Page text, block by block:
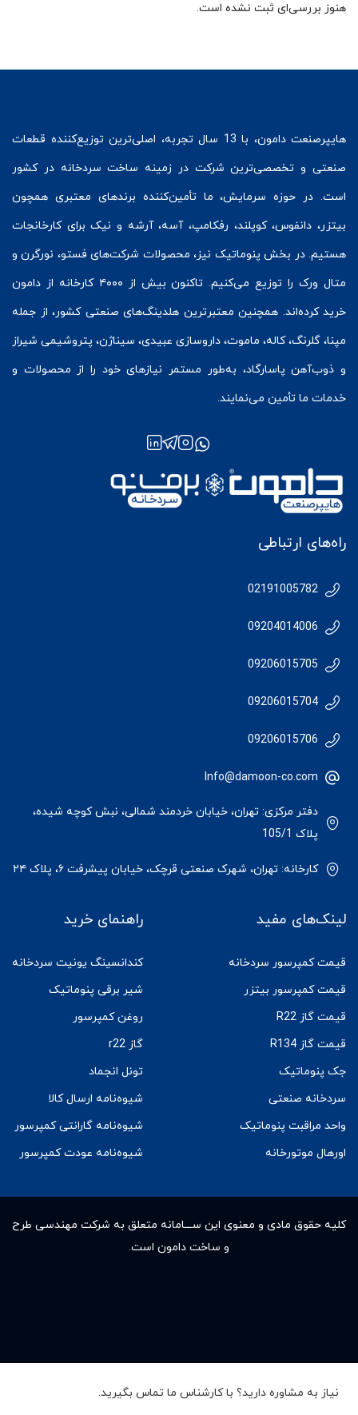
هنوز بررسی‌ای ثبت نشده است.
هایپرصنعت
دامون، با 13 سال تجربه، اصلی‌ترین توزیع‌کننده قطعات
صنعتی و تخصصی‌ترین شرکت در زمینه ساخت سردخانه در کشور
است. در حوزه سرمایش، ما تأمین‌کننده برندهای معتبری همچون
بیتزر، دانفوس،کوپلند، رفکامپ، آسه، آرشه و نیک برای کارخانجات
هستیم. در بخش پنوماتیک نیز، محصولات شرکت‌های فستو، نورگرن و
متال ورک
را توزیع می‌کنیم. تاکنون بیش از ۴۰۰۰ کارخانه از دامون
خرید کرده‌اند. همچنین معتبرترین هلدینگ‌های صنعتی کشور، از جمله
مپنا، گلرنگ، کاله، ماموت، داروسازی عبیدی، سیناژن، پتروشیمی شیراز
و ذوب‌آهن پاسارگاد، به‌طور مستمر نیازهای خود را از محصولات و
خدمات ما تأمین می‌نمایند.
راه‌های ارتباطی
02191005782
09204014006
09206015705
09206015704
09206015706
Info@damoon-co.com
دفتر مرکزی: تهران، خیابان خردمند شمالی، نبش کوچه شیده،
پلاک 105/1
کارخانه: تهران، شهرک صنعتی قرچک، خیابان پیشرفت ۶، پلاک ۲۴
لینک‌های مفید
قیمت کمپرسور سردخانه
قیمت کمپرسور بیتزر
قیمت گاز R22
قیمت گاز R134
جک پنوماتیک
سردخانه صنعتی
واحد مراقبت پنوماتیک
اورهال موتورخانه
راهنمای خرید
کندانسینگ یونیت سردخانه
شیر برقی پنوماتیک
روغن کمپرسور
گاز r22
تونل انجماد
شیوه‌نامه ارسال کالا
شیوه‌نامه گارانتی کمپرسور
شیوه‌نامه عودت کمپرسور
کلیه حقوق مادى و معنوى این ســـامانه متعلق به شرکت مهندسی طرح
و ساخت دامون است.
نیاز به مشاوره دارید؟ با کارشناس ما تماس بگیرید.